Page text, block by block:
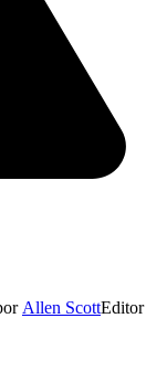
Allen ScottEditor